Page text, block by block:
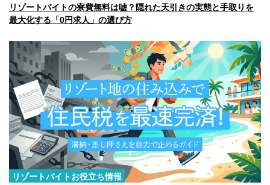
リゾートバイトの寮費無料は嘘？隠れた天引きの実態と手取りを
最大化する「0円求人」の選び方
リゾートバイトお役立ち情報